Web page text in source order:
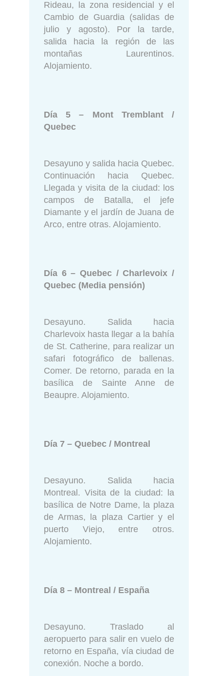
Rideau, la zona residencial y el
Cambio de Guardia (salidas de
julio y agosto). Por la tarde,
salida hacia la región de las
montañas Laurentinos.
Alojamiento.
Día 5 – Mont Tremblant /
Quebec
Desayuno y salida hacia Quebec.
Continuación hacia Quebec.
Llegada y visita de la ciudad: los
campos de Batalla, el jefe
Diamante y el jardín de Juana de
Arco, entre otras. Alojamiento.
Día 6 – Quebec / Charlevoix /
Quebec (Media pensión)
Desayuno. Salida hacia
Charlevoix hasta llegar a la bahía
de St. Catherine, para realizar un
safari fotográfico de ballenas.
Comer. De retorno, parada en la
basílica de Sainte Anne de
Beaupre. Alojamiento.
Día 7 – Quebec / Montreal
Desayuno. Salida hacia
Montreal. Visita de la ciudad: la
basílica de Notre Dame, la plaza
de Armas, la plaza Cartier y el
puerto Viejo, entre otros.
Alojamiento.
Día 8 – Montreal / España
Desayuno. Traslado al
aeropuerto para salir en vuelo de
retorno en España, vía ciudad de
conexión. Noche a bordo.